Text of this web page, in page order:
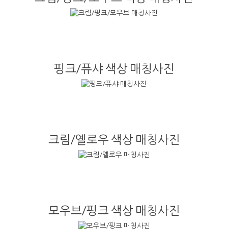
핑크/퓨샤 색상 매칭사진
크림/옐로우 색상 매칭사진
모우브/핑크 색상 매칭사진